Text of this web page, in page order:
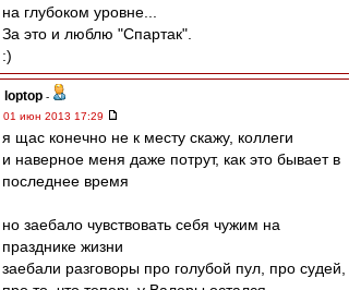
на глубоком уровне...
За это и люблю "Спартак".
:)
loptop -
01 июн 2013 17:29
я щас конечно не к месту скажу, коллеги
и наверное меня даже потрут, как это бывает в
последнее время
но заебало чувствовать себя чужим на
празднике жизни
заебали разговоры про голубой пул, про судей,